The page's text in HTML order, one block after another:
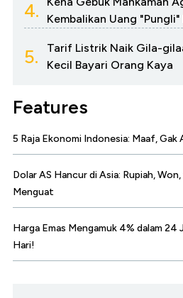
4.
Kembalikan Uang "Pungli"
5.
Tarif Listrik Naik Gila-
Kecil Bayari Orang Kaya
Features
5 Raja Ekonomi Indonesia: Maaf, Gak
Dolar AS Hancur di Asia: Rupiah,
Menguat
Harga Emas Mengamuk 4% dalam
Hari!